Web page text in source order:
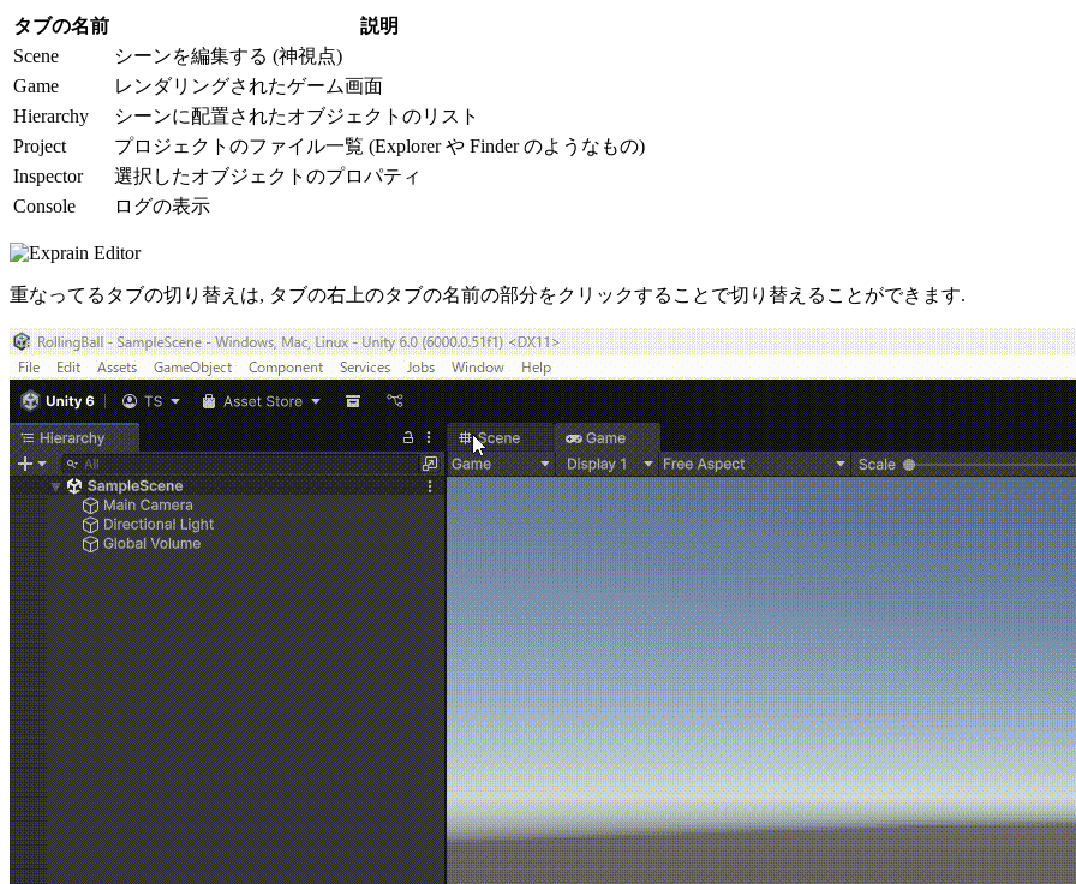
タブの名前
説明
Scene
シーンを編集する (神視点)
Game
レンダリングされたゲーム画面
Hierarchy
シーンに配置されたオブジェクトのリスト
Project
プロジェクトのファイル一覧 (Explorer や Finder のようなもの)
Inspector
選択したオブジェクトのプロパティ
Console
ログの表示
重なってるタブの切り替えは, タブの右上のタブの名前の部分をクリックすることで切り替えることができます.